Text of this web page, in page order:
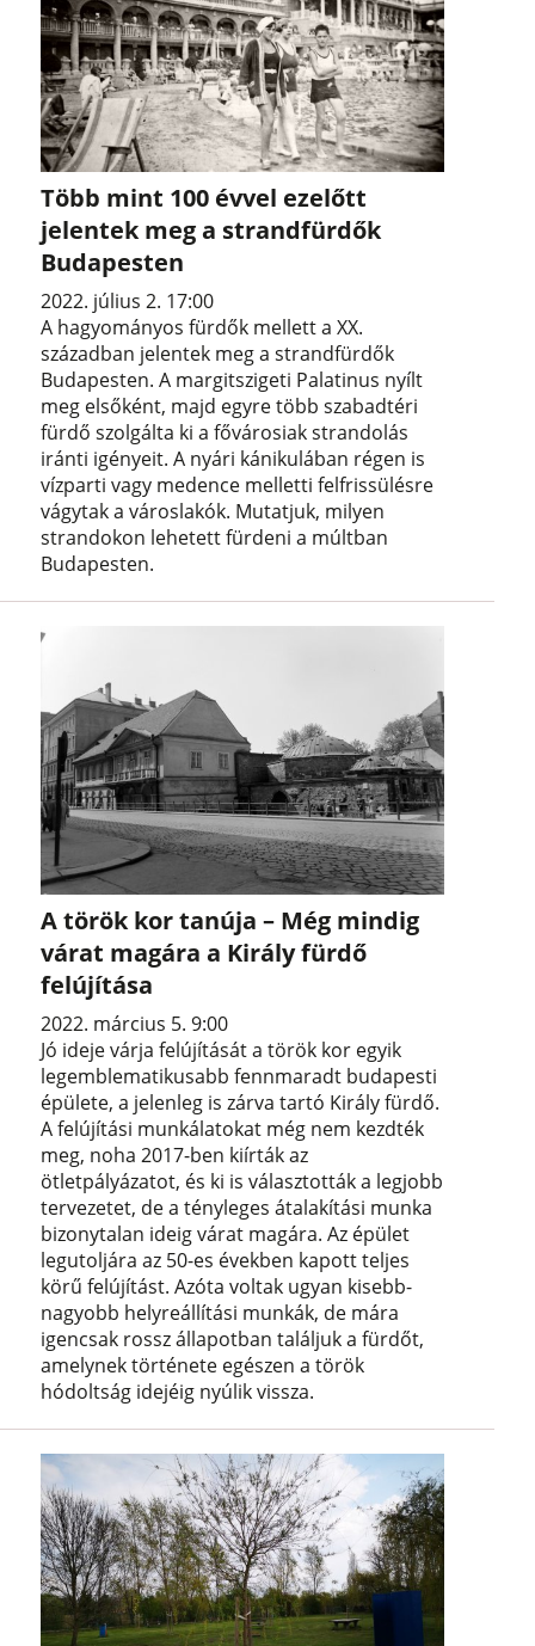
Több mint 100 évvel ezelőtt
jelentek meg a strandfürdők
Budapesten
2022. július 2. 17:00
A hagyományos fürdők mellett a XX.
században jelentek meg a strandfürdők
Budapesten. A margitszigeti Palatinus nyílt
meg elsőként, majd egyre több szabadtéri
fürdő szolgálta ki a fővárosiak strandolás
iránti igényeit. A nyári kánikulában régen is
vízparti vagy medence melletti felfrissülésre
vágytak a városlakók. Mutatjuk, milyen
strandokon lehetett fürdeni a múltban
Budapesten.
A török kor tanúja – Még mindig
várat magára a Király fürdő
felújítása
2022. március 5. 9:00
Jó ideje várja felújítását a török kor egyik
legemblematikusabb fennmaradt budapesti
épülete, a jelenleg is zárva tartó Király fürdő.
A felújítási munkálatokat még nem kezdték
meg, noha 2017-ben kiírták az
ötletpályázatot, és ki is választották a legjobb
tervezetet, de a tényleges átalakítási munka
bizonytalan ideig várat magára. Az épület
legutoljára az 50-es években kapott teljes
körű felújítást. Azóta voltak ugyan kisebb-
nagyobb helyreállítási munkák, de mára
igencsak rossz állapotban találjuk a fürdőt,
amelynek története egészen a török
hódoltság idejéig nyúlik vissza.